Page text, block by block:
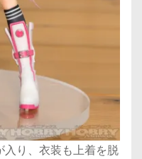
り、衣装も上着を脱